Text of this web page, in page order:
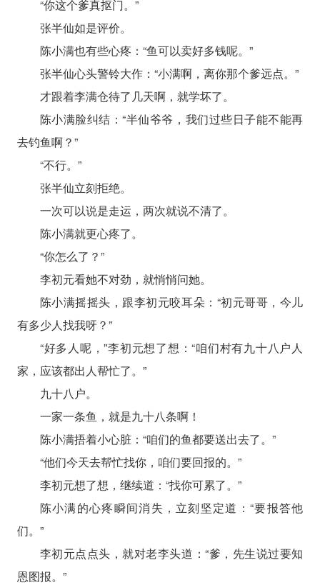
“你这个爹真抠门。”
张半仙如是评价。
陈小满也有些心疼：“鱼可以卖好多钱呢。”
张半仙心头警铃大作：“小满啊，离你那个爹远点。”
才跟着李满仓待了几天啊，就学坏了。
陈小满脸纠结：“半仙爷爷，我们过些日子能不能再
去钓鱼啊？”
“不行。”
张半仙立刻拒绝。
一次可以说是走运，两次就说不清了。
陈小满就更心疼了。
“你怎么了？”
李初元看她不对劲，就悄悄问她。
陈小满摇摇头，跟李初元咬耳朵：“初元哥哥，今儿
有多少人找我呀？”
“好多人呢，”李初元想了想：“咱们村有九十八户人
家，应该都出人帮忙了。”
九十八户。
一家一条鱼，就是九十八条啊！
陈小满捂着小心脏：“咱们的鱼都要送出去了。”
“他们今天去帮忙找你，咱们要回报的。”
李初元想了想，继续道：“找你可累了。”
陈小满的心疼瞬间消失，立刻坚定道：“要报答他
们。”
李初元点点头，就对老李头道：“爹，先生说过要知
恩图报。”